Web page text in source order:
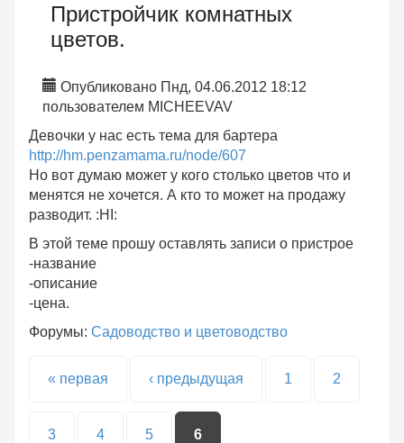
Пристройчик комнатных
цветов.
Опубликовано Пнд, 04.06.2012 18:12
пользователем MICHEEVAV
Девочки у нас есть тема для бартера
http://hm.penzamama.ru/node/607
Но вот думаю может у кого столько цветов что и
менятся не хочется. А кто то может на продажу
разводит. :HI:
В этой теме прошу оставлять записи о пристрое
-название
-описание
-цена.
Форумы: Садоводство и цветоводство
Страницы
« первая ‹ предыдущая 1 2
3 4 5 6